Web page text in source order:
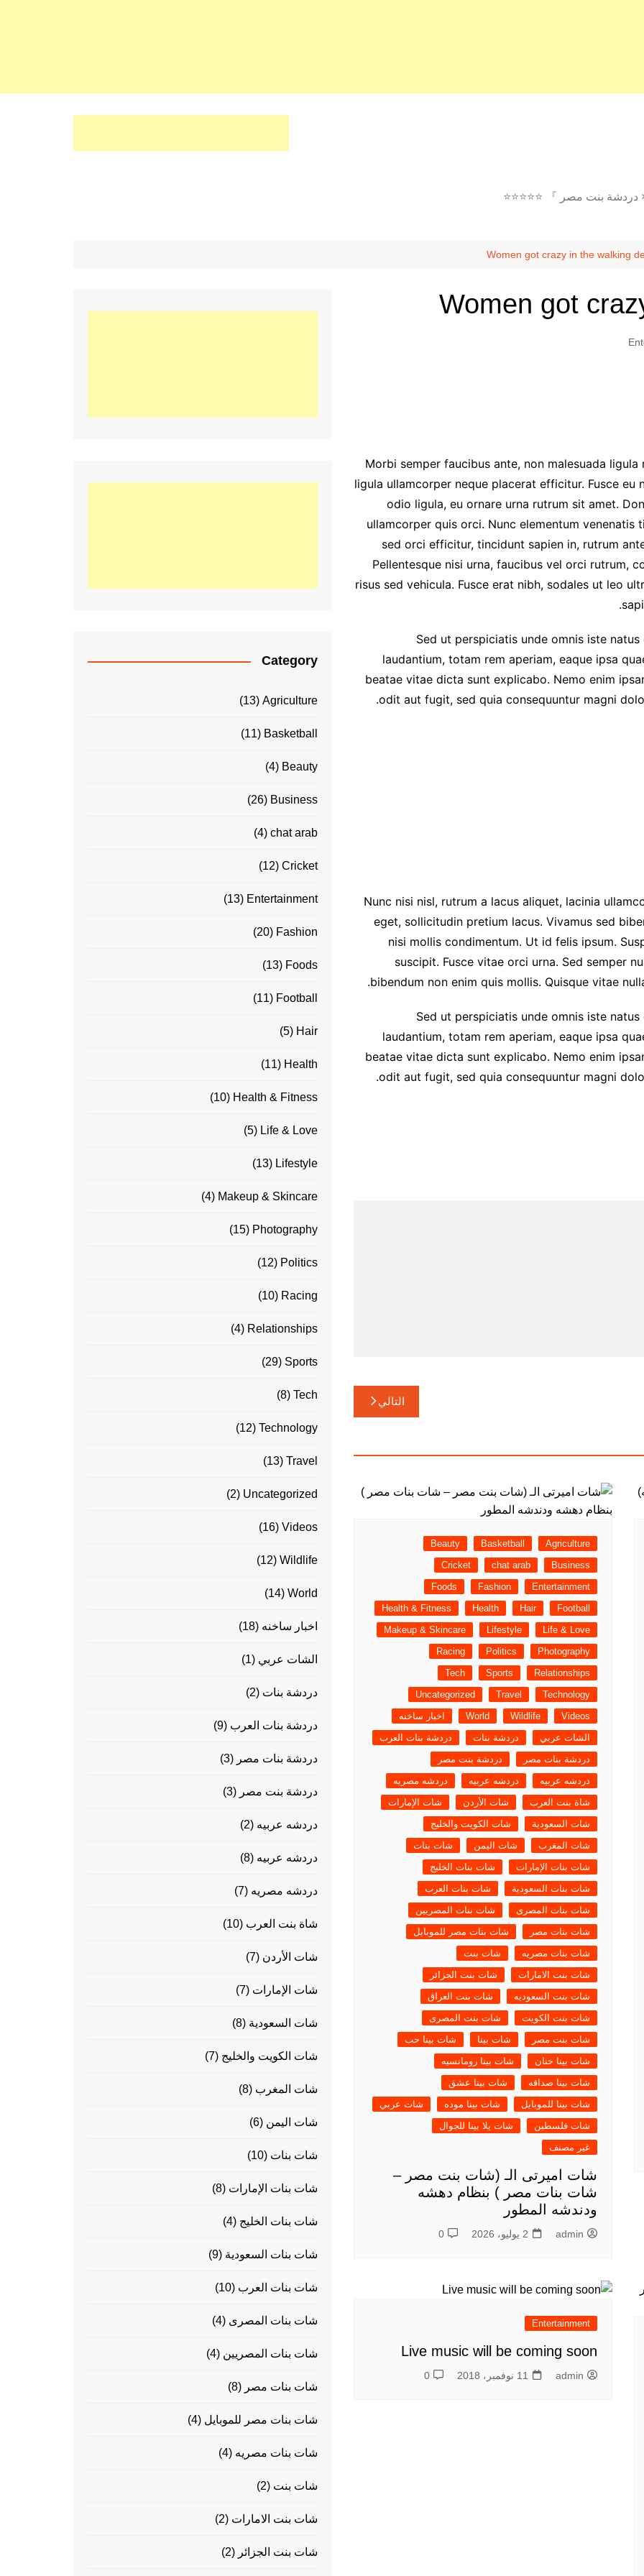
بنت مصر 』 ⭐⭐⭐⭐⭐
Women got crazy in the walking
Women got
Morbi semper faucibus ante, non malesuada
ligula ullamcorper neque placerat efficitur. Fusce
odio ligula, eu ornare urna rutrum sit amet.
ullamcorper quis orci. Nunc elementum venenatis
sed orci efficitur, tincidunt sapien in, rutrum
Pellentesque nisi urna, faucibus vel orci rutrum,
risus sed vehicula. Fusce erat nibh, sodales ut leo
Sed ut perspiciatis unde omnis iste
laudantium, totam rem aperiam, eaque ipsa
beatae vitae dicta sunt explicabo. Nemo enim
odit aut fugit, sed quia consequuntur magni
Nunc nisi nisl, rutrum a lacus aliquet, lacinia
eget, sollicitudin pretium lacus. Vivamus sed
nisi mollis condimentum. Ut id felis ipsum.
suscipit. Fusce vitae orci urna. Sed semper
bibendum non enim quis mollis. Quisque vitae
Sed ut perspiciatis unde omnis iste
laudantium, totam rem aperiam, eaque ipsa
beatae vitae dicta sunt explicabo. Nemo enim
odit aut fugit, sed quia consequuntur magni
التالي
Agriculture
Basketball
Beauty
Business
chat arab
Cricket
Entertainment
Fashion
Foods
Football
Hair
Health
Health & Fitness
Life & Love
Lifestyle
Makeup & Skincare
Photography
Politics
Racing
Relationships
Sports
Tech
Technology
Travel
Uncategorized
Videos
Wildlife
World
اخبار ساخنه
الشات عربي
دردشة بنات
دردشة بنات العرب
دردشة بنات مصر
دردشة بنت مصر
دردشه عربيه
دردشه عربيه
دردشه مصريه
شاة بنت العرب
شات الأردن
شات الإمارات
شات السعودية
شات الكويت والخليج
شات المغرب
شات اليمن
شات بنات
شات بنات الإمارات
شات بنات الخليج
شات بنات السعودية
شات بنات العرب
شات بنات المصرى
شات بنات المصريين
شات بنات مصر
شات بنات مصر للموبايل
شات بنات مصريه
شات بنت
شات بنت الامارات
شات بنت الجزائر
شات بنت السعوديه
شات بنت العراق
شات بنت الكويت
شات بنت المصرى
شات بنت مصر
شات بينا
شات بينا حب
شات بينا حنان
شات بينا رومانسيه
شات بينا صداقه
شات بينا عشق
شات بينا للموبايل
شات بينا موده
شات عربي
شات فلسطين
شات يلا بينا للجوال
غير مصنف
شات اميرتى الـ (شات بنت مصر –
شات بنات مصر ) بنظام دهشه
ودندشه المطور
admin 2 يوليو، 2026 0
Entertainment
Live music will be coming soon
admin 11 نوفمبر، 2018 0
Category
Agriculture
(13)
Basketball
(11)
Beauty
(4)
Business
(26)
chat arab
(4)
Cricket
(12)
Entertainment
(13)
Fashion
(20)
Foods
(13)
Football
(11)
Hair
(5)
Health
(11)
Health & Fitness
(10)
Life & Love
(5)
Lifestyle
(13)
Makeup & Skincare
(4)
Photography
(15)
Politics
(12)
Racing
(10)
Relationships
(4)
Sports
(29)
Tech
(8)
Technology
(12)
Travel
(13)
Uncategorized
(2)
Videos
(16)
Wildlife
(12)
World
(14)
اخبار ساخنه (18)
الشات عربي (1)
دردشة بنات (2)
دردشة بنات العرب (9)
دردشة بنات مصر (3)
دردشة بنت مصر (3)
دردشه عربيه (2)
دردشه عربيه (8)
دردشه مصريه (7)
شاة بنت العرب (10)
شات الأردن (7)
شات الإمارات (7)
شات السعودية (8)
شات الكويت والخليج (7)
شات المغرب (8)
شات اليمن (6)
شات بنات (10)
شات بنات الإمارات (8)
شات بنات الخليج (4)
شات بنات السعودية (9)
شات بنات العرب (10)
شات بنات المصرى (4)
شات بنات المصريين (4)
شات بنات مصر (8)
شات بنات مصر للموبايل (4)
شات بنات مصريه (4)
شات بنت (2)
شات بنت الامارات (2)
شات بنت الجزائر (2)